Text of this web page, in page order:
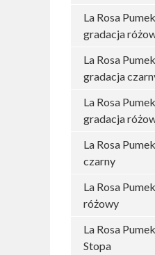
La Rosa
gradacja
La Rosa
gradacja
La Rosa
gradacja
La Rosa
czarny
La Rosa
różowy
La Rosa
Stopa